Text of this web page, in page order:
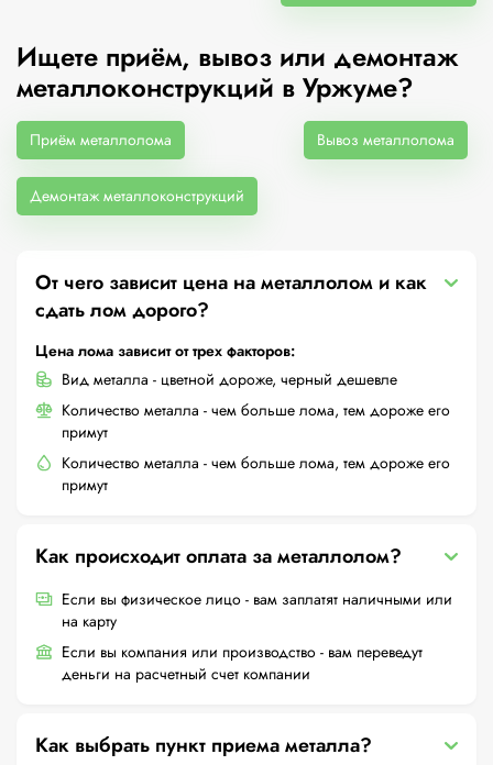
Ищете приём, вывоз или демонтаж
металлоконструкций в Уржуме?
Приём металлолома Вывоз металлолома
Демонтаж металлоконструкций
От чего зависит цена на металлолом и как
сдать лом дорого?
Цена лома зависит от трех факторов:
Вид металла - цветной дороже, черный дешевле
Количество металла - чем больше лома, тем дороже его
примут
Количество металла - чем больше лома, тем дороже его
примут
Как происходит оплата за металлолом?
Если вы физическое лицо - вам заплатят наличными или
на карту
Если вы компания или производство - вам переведут
деньги на расчетный счет компании
Как выбрать пункт приема металла?